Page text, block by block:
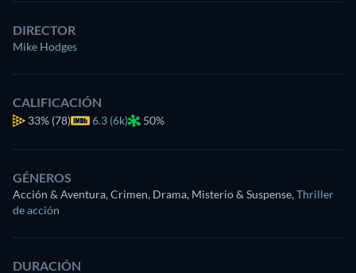
DIRECTOR
Mike Hodges
CALIFICACIÓN
33% (78) 6.3 (6k) 50%
GÉNEROS
Acción & Aventura, Crimen, Drama, Misterio & Suspense,Thriller
de acción
DURACIÓN